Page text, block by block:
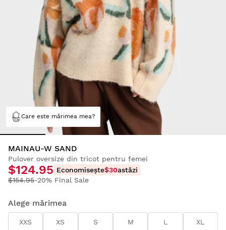
Care este mărimea mea?
MAINAU-W SAND
Pulover oversize din tricot pentru femei
$124.95 Economisește$30astăzi
$154.95-20% Final Sale
Alege mărimea
XXS XS S M L XL